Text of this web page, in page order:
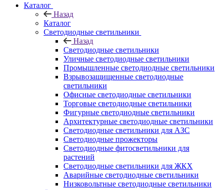
Каталог
Назад
Каталог
Светодиодные светильники
Назад
Светодиодные светильники
Уличные светодиодные светильники
Промышленные светодиодные светильники
Взрывозащищенные светодиодные
светильники
Офисные светодиодные светильники
Торговые светодиодные светильники
Фигурные светодиодные светильники
Архитектурные светодиодные светильники
Светодиодные светильники для АЗС
Светодиодные прожекторы
Светодиодные фитосветильники для
растений
Светодиодные светильники для ЖКХ
Аварийные светодиодные светильники
Низковольтные светодиодные светильники